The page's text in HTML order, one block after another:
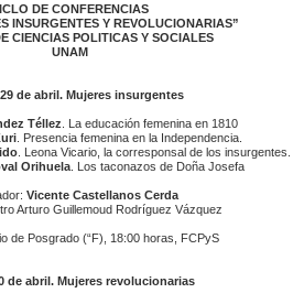
DE CONFERENCIAS
INSURGENTES Y REVOLUCIONARIAS”
CIENCIAS POLITICAS Y SOCIALES
UNAM
de abril. Mujeres insurgentes
Téllez . La educación femenina en 1810
. Presencia femenina en la Independencia.
. Leona Vicario, la corresponsal de los insurgentes.
Orihuela . Los taconazos de Doña Josefa
Vicente Castellanos Cerda
Arturo Guillemoud Rodríguez Vázquez
de Posgrado (“F), 18:00 horas, FCPyS
de abril. Mujeres revolucionarias